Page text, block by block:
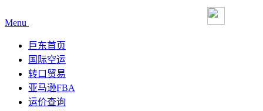
Menu
巨东首页
国际空运
转口贸易
亚马逊FBA
运价查询